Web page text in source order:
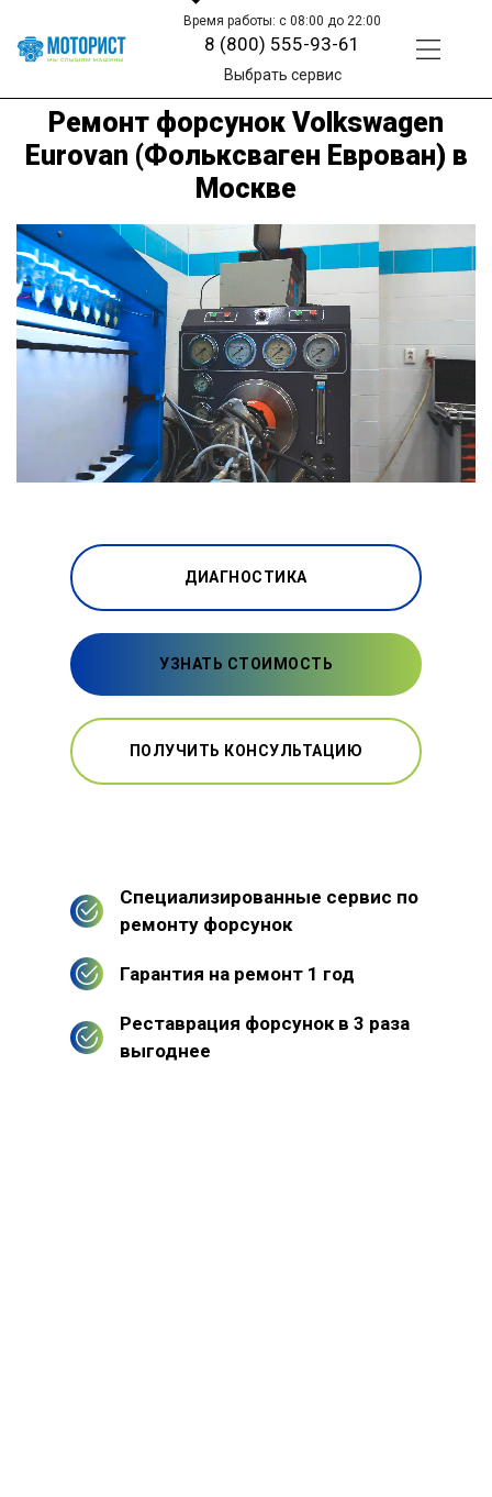
Время работы: с 08:00 до 22:00
8 (800) 555-93-61
Выбрать сервис
Ремонт форсунок Volkswagen
Eurovan (Фольксваген Еврован) в
Москве
ДИАГНОСТИКА
УЗНАТЬ СТОИМОСТЬ
ПОЛУЧИТЬ КОНСУЛЬТАЦИЮ
Специализированные сервис по
ремонту форсунок
Гарантия на ремонт 1 год
Реставрация форсунок в 3 раза
выгоднее